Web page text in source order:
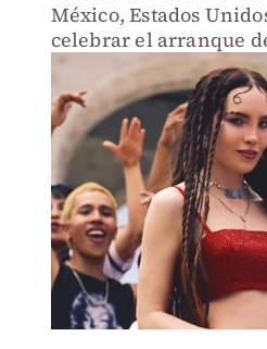
México, Estados
celebrar el arranque
mundialista y será
gratis